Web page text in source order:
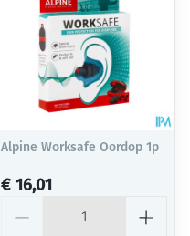
Alpine Worksafe Oordop 1p
€ 16,01